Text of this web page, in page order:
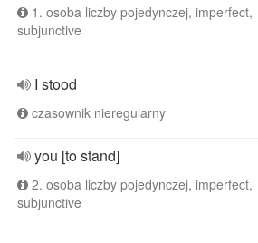
1. osoba liczby pojedynczej, imperfect,
subjunctive
I stood
czasownik nieregularny
you [to stand]
2. osoba liczby pojedynczej, imperfect,
subjunctive